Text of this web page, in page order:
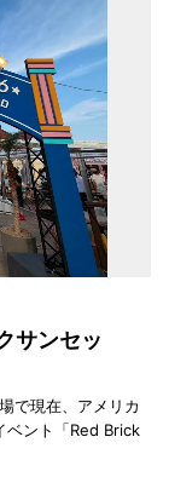
サンセッ
で現在、アメリカ
ベント「Red Brick